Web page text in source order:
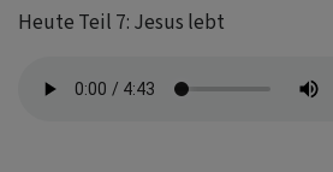
Heute Teil 7: Jesus lebt